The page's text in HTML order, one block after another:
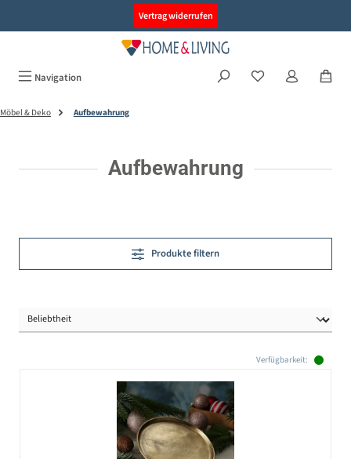
Vertrag widerrufen
Navigation
Möbel & Deko Aufbewahrung
Aufbewahrung
Produkte filtern
Verfügbarkeit: